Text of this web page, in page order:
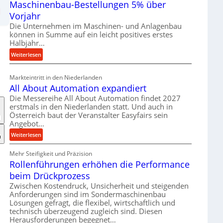
t
l
v
r
s
o
r
g
u
n
g
e
n
t
p
a
n
n
Maschinenbau-Bestellungen 5% über
Vorjahr
Die Unternehmen im Maschinen- und Anlagenbau
können in Summe auf ein leicht positives erstes
Halbjahr…
Weiterlesen:
M
c
h
i
n
e
n
a
u
-
B
e
s
t
Markteintritt in den Niederlanden
All About Automation expandiert
Die Messereihe All About Automation findet 2027
erstmals in den Niederlanden statt. Und auch in
Österreich baut der Veranstalter Easyfairs sein
Angebot…
Weiterlesen:
A
l
l
b
o
u
t
A
Mehr Steifigkeit und Präzision
Rollenführungen erhöhen die Performance
beim Drückprozess
Zwischen Kostendruck, Unsicherheit und steigenden
Anforderungen sind im Sondermaschinenbau
Lösungen gefragt, die flexibel, wirtschaftlich und
technisch überzeugend zugleich sind. Diesen
Herausforderungen begegnet…